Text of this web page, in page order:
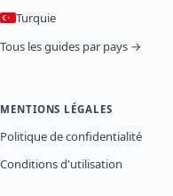
Turquie
Tous les guides par pays →
MENTIONS LÉGALES
Politique de confidentialité
Conditions d'utilisation